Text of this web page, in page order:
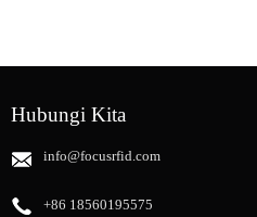
Hubungi Kita
info@focusrfid.com
+86 18560195575